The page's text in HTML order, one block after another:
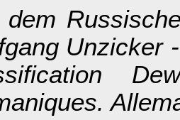
dem
Unzicker